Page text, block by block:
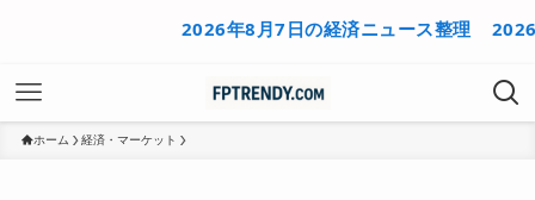
2026年8月7日の経済ニュース整理 2026年8月
ホーム 経済・マーケット